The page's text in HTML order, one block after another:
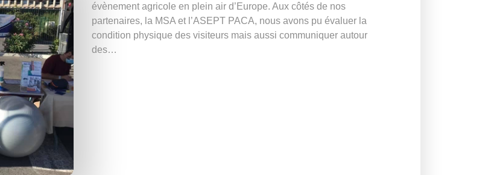
évènement agricole en plein air d’Europe. Aux côtés de nos
partenaires, la MSA et l’ASEPT PACA, nous avons pu évaluer la
condition physique des visiteurs mais aussi communiquer autour
des…